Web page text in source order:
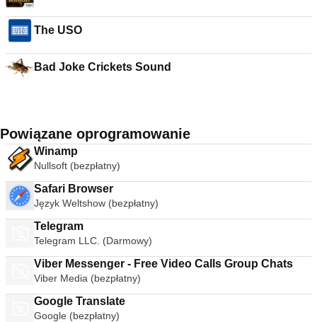
The USO
Bad Joke Crickets Sound
Powiązane oprogramowanie
Winamp
Nullsoft (bezpłatny)
Safari Browser
Język Weltshow (bezpłatny)
Telegram
Telegram LLC. (Darmowy)
Viber Messenger - Free Video Calls Group Chats
Viber Media (bezpłatny)
Google Translate
Google (bezpłatny)